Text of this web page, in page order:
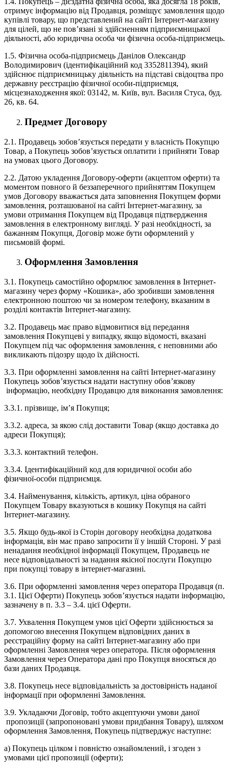
отримує інформацію від Продавця, розміщує замовлення щодо
купівлі товару, що представлений на сайті Інтернет-магазину
для цілей, що не пов’язані зі здійсненням підприємницької
діяльності, або юридична особа чи фізична особа-підприємець.
1.5. Фізична особа-підприємець Данілов Олександр
Володимирович (ідентифікаційний код 3352811394), який
здійснює підприємницьку діяльність на підставі свідоцтва про
державну реєстрацію фізичної особи-підприємця,
місцезнаходження якої: 03142, м. Київ, вул. Василя Стуса, буд.
26, кв. 64.
Предмет Договору
2.1. Продавець зобов’язується передати у власність Покупцю
Товар, а Покупець зобов’язується оплатити і прийняти Товар
на умовах цього Договору.
2.2. Датою укладення Договору-оферти (акцептом оферти) та
моментом повного й беззаперечного прийняттям Покупцем
умов Договору вважається дата заповнення Покупцем форми
замовлення, розташованої на сайті Інтернет-магазину, за
умови отримання Покупцем від Продавця підтвердження
замовлення в електронному вигляді. У разі необхідності, за
бажанням Покупця, Договір може бути оформлений у
письмовій формі.
Оформлення Замовлення
3.1. Покупець самостійно оформлює замовлення в Інтернет-
магазину через форму «Кошика», або зробивши замовлення
електронною поштою чи за номером телефону, вказаним в
розділі контактів Інтернет-магазину.
3.2. Продавець має право відмовитися від передання
замовлення Покупцеві у випадку, якщо відомості, вказані
Покупцем під час оформлення замовлення, є неповними або
викликають підозру щодо їх дійсності.
3.3. При оформленні замовлення на сайті Інтернет-магазину
Покупець зобов’язується надати наступну обов’язкову
інформацію, необхідну Продавцю для виконання замовлення:
3.3.1. прізвище, ім’я Покупця;
3.3.2. адреса, за якою слід доставити Товар (якщо доставка до
адреси Покупця);
3.3.3. контактний телефон.
3.3.4. Ідентифікаційний код для юридичної особи або
фізичної-особи підприємця.
3.4. Найменування, кількість, артикул, ціна обраного
Покупцем Товару вказуються в кошику Покупця на сайті
Інтернет-магазину.
3.5. Якщо будь-якої із Сторін договору необхідна додаткова
інформація, він має право запросити її у іншій Стороні. У разі
ненадання необхідної інформації Покупцем, Продавець не
несе відповідальності за надання якісної послуги Покупцю
при покупці товару в інтернет-магазині.
3.6. При оформленні замовлення через оператора Продавця (п.
3.1. Цієї Оферти) Покупець зобов’язується надати інформацію,
зазначену в п. 3.3 – 3.4. цієї Оферти.
3.7. Ухвалення Покупцем умов цієї Оферти здійснюється за
допомогою внесення Покупцем відповідних даних в
реєстраційну форму на сайті Інтернет-магазину або при
оформленні Замовлення через оператора. Після оформлення
Замовлення через Оператора дані про Покупця вносяться до
бази даних Продавця.
3.8. Покупець несе відповідальність за достовірність наданої
інформації при оформленні Замовлення.
3.9. Укладаючи Договір, тобто акцептуючи умови даної
пропозиції (запропоновані умови придбання Товару), шляхом
оформлення Замовлення, Покупець підтверджує наступне:
а) Покупець цілком і повністю ознайомлений, і згоден з
умовами цієї пропозиції (оферти);